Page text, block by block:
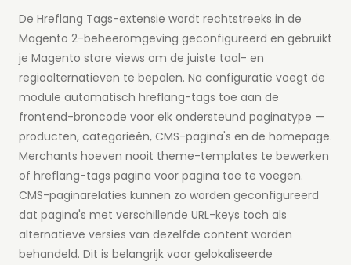
De Hreflang Tags-extensie wordt rechtstreeks in de
Magento 2-beheeromgeving geconfigureerd en gebruikt
je Magento store views om de juiste taal- en
regioalternatieven te bepalen. Na configuratie voegt de
module automatisch hreflang-tags toe aan de
frontend-broncode voor elk ondersteund paginatype —
producten, categorieën, CMS-pagina's en de homepage.
Merchants hoeven nooit theme-templates te bewerken
of hreflang-tags pagina voor pagina toe te voegen.
CMS-paginarelaties kunnen zo worden geconfigureerd
dat pagina's met verschillende URL-keys toch als
alternatieve versies van dezelfde content worden
behandeld. Dit is belangrijk voor gelokaliseerde